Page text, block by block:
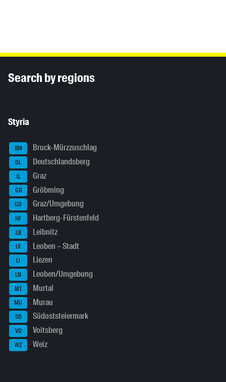
Search by regions
Styria
BM Bruck-Mürzzuschlag
DL Deutschlandsberg
G Graz
GB Gröbming
GU Graz/Umgebung
HF Hartberg-Fürstenfeld
LB Leibnitz
LE Leoben – Stadt
LI Liezen
LN Leoben/Umgebung
MT Murtal
MU Murau
SO Südoststeiermark
VO Voitsberg
WZ Weiz